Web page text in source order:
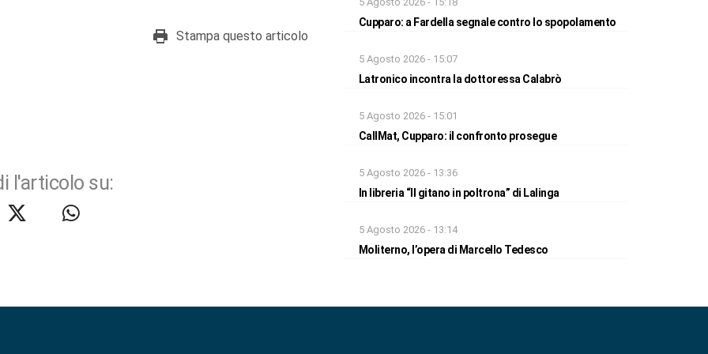
Stampa questo articolo
l'articolo su:
Cupparo: a Fardella segnale contro lo spopolamento
5 Agosto 2026 - 15:07
Latronico incontra la dottoressa Calabrò
5 Agosto 2026 - 15:01
CallMat, Cupparo: il confronto prosegue
5 Agosto 2026 - 13:36
In libreria “Il gitano in poltrona” di Lalinga
5 Agosto 2026 - 13:14
Moliterno, l’opera di Marcello Tedesco